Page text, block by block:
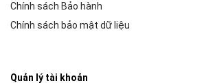
Chính sách Bảo hành
Chính sách bảo mật dữ liệu
Quản lý tài khoản